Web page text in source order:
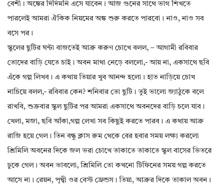
বেশী। অঙ্কের দিদিমনি এসে যাবেন। আজ গুনের সাথে ভাগ শিখতে
পারলেই আমরা ঐকিক নিয়মের অঙ্ক শুরু করতে পারবো। নাও, নাও সব
বসে পর।
স্কুলের ছুটির ঘন্টা বাজতেই আব্রু করুণ চোখে বলল, – আগামী রবিবার
তোদের বাড়ি যেতে চাই। অবন মাথা নেড়ে বললো,- আয় না, একসাথে ছবি
এঁকে গল্প লিখব। এ কথায় তিয়ার খুব আনন্দ হলো। হাত নাড়িয়ে চোখ
নাচিয়ে বলল,- রবিবার কেন? শনিবার তো ছুটি। তুই ভালো জ‍্যাঠুকে বলে
রাখবি, শুক্রবার স্কুল ছুটির পর আমরা একসাথে অবনদের বাড়ি চলে যাব।
খেলা, মজা, ছবি আঁকা,গল্প লেখা সব কিছুই করতে পারব। এ কথায় আব্রু
রাজি হয়ে গেল। তিন বন্ধু ক্লাস রুম থেকে বের হবার সময় লক্ষ্য করলো
শ্রিমিলি অবনের দিকে জল ভরা চোখে তাকাতে তাকাতে স্কুল বাসের ভিতরে
ঢুকে গেল। অবন ভাবলো, শ্রিমিলি তো কখনো টিফিনের সময় গল্প করতে
আসে না। রেয়ন, পৃথ্বী ওর বেস্ট ফ্রেন্ডস। তিয়া, আব্রুর দিকে তাকাল অবন।